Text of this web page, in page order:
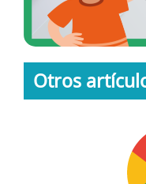
Otros